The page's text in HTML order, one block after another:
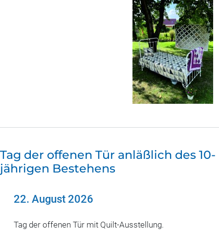
Tag der offenen Tür anläßlich des 10-
jährigen Bestehens
22. August 2026
Tag der offenen Tür mit Quilt-Ausstellung.